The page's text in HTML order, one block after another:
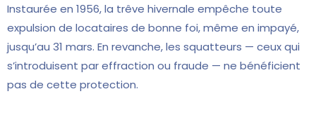
Instaurée en 1956, la trêve hivernale empêche toute
expulsion de locataires de bonne foi, même en impayé,
jusqu’au 31 mars. En revanche, les squatteurs — ceux qui
s’introduisent par effraction ou fraude — ne bénéficient
pas de cette protection.